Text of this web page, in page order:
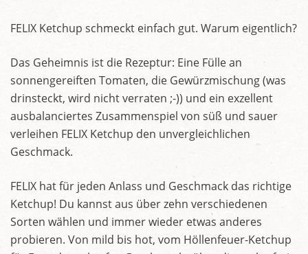
FELIX Ketchup schmeckt einfach gut. Warum eigentlich?
Das Geheimnis ist die Rezeptur: Eine Fülle an
sonnengereiften Tomaten, die Gewürzmischung (was
drinsteckt, wird nicht verraten ;-)) und ein exzellent
ausbalanciertes Zusammenspiel von süß und sauer
verleihen FELIX Ketchup den unvergleichlichen
Geschmack.
FELIX hat für jeden Anlass und Geschmack das richtige
Ketchup! Du kannst aus über zehn verschiedenen
Sorten wählen und immer wieder etwas anderes
probieren. Von mild bis hot, vom Höllenfeuer-Ketchup